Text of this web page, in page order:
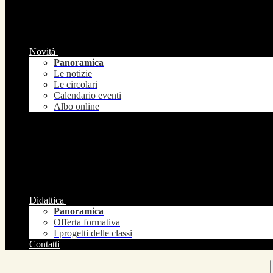
Novità
Panoramica
Le notizie
Le circolari
Calendario eventi
Albo online
Didattica
Panoramica
Offerta formativa
I progetti delle classi
Contatti